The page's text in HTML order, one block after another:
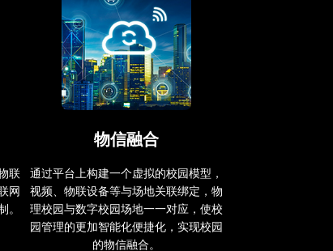
联
网
物信融合
通过平台上构建一个虚拟的校园模型，
视频、物联设备等与场地关联绑定，物
理校园与数字校园场地一一对应，使校
园管理的更加智能化便捷化，实现校园
的物信融合。